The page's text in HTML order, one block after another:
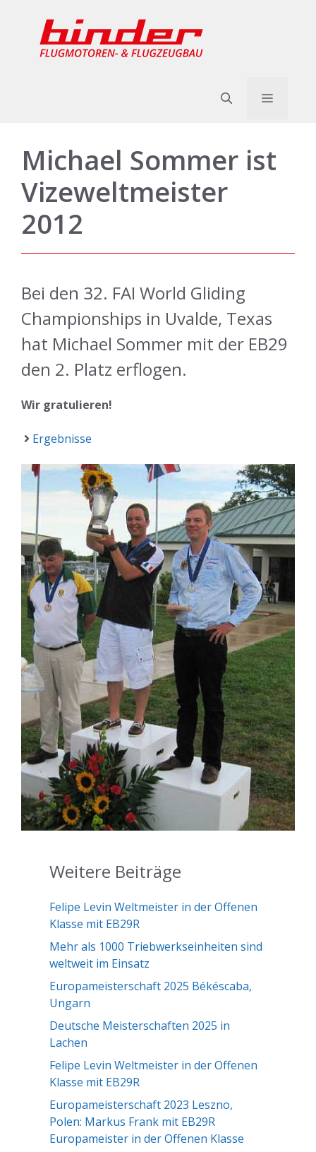
springen
Menü
Michael Sommer ist
Vizeweltmeister
2012
Bei den 32. FAI World Gliding
Championships in Uvalde, Texas
hat Michael Sommer mit der EB29
den 2. Platz erflogen.
Wir gratulieren!
Ergebnisse
Weitere Beiträge
Felipe Levin Weltmeister in der Offenen
Klasse mit EB29R
Mehr als 1000 Triebwerkseinheiten sind
weltweit im Einsatz
Europameisterschaft 2025 Békéscaba,
Ungarn
Deutsche Meisterschaften 2025 in
Lachen
Felipe Levin Weltmeister in der Offenen
Klasse mit EB29R
Europameisterschaft 2023 Leszno,
Polen: Markus Frank mit EB29R
Europameister in der Offenen Klasse